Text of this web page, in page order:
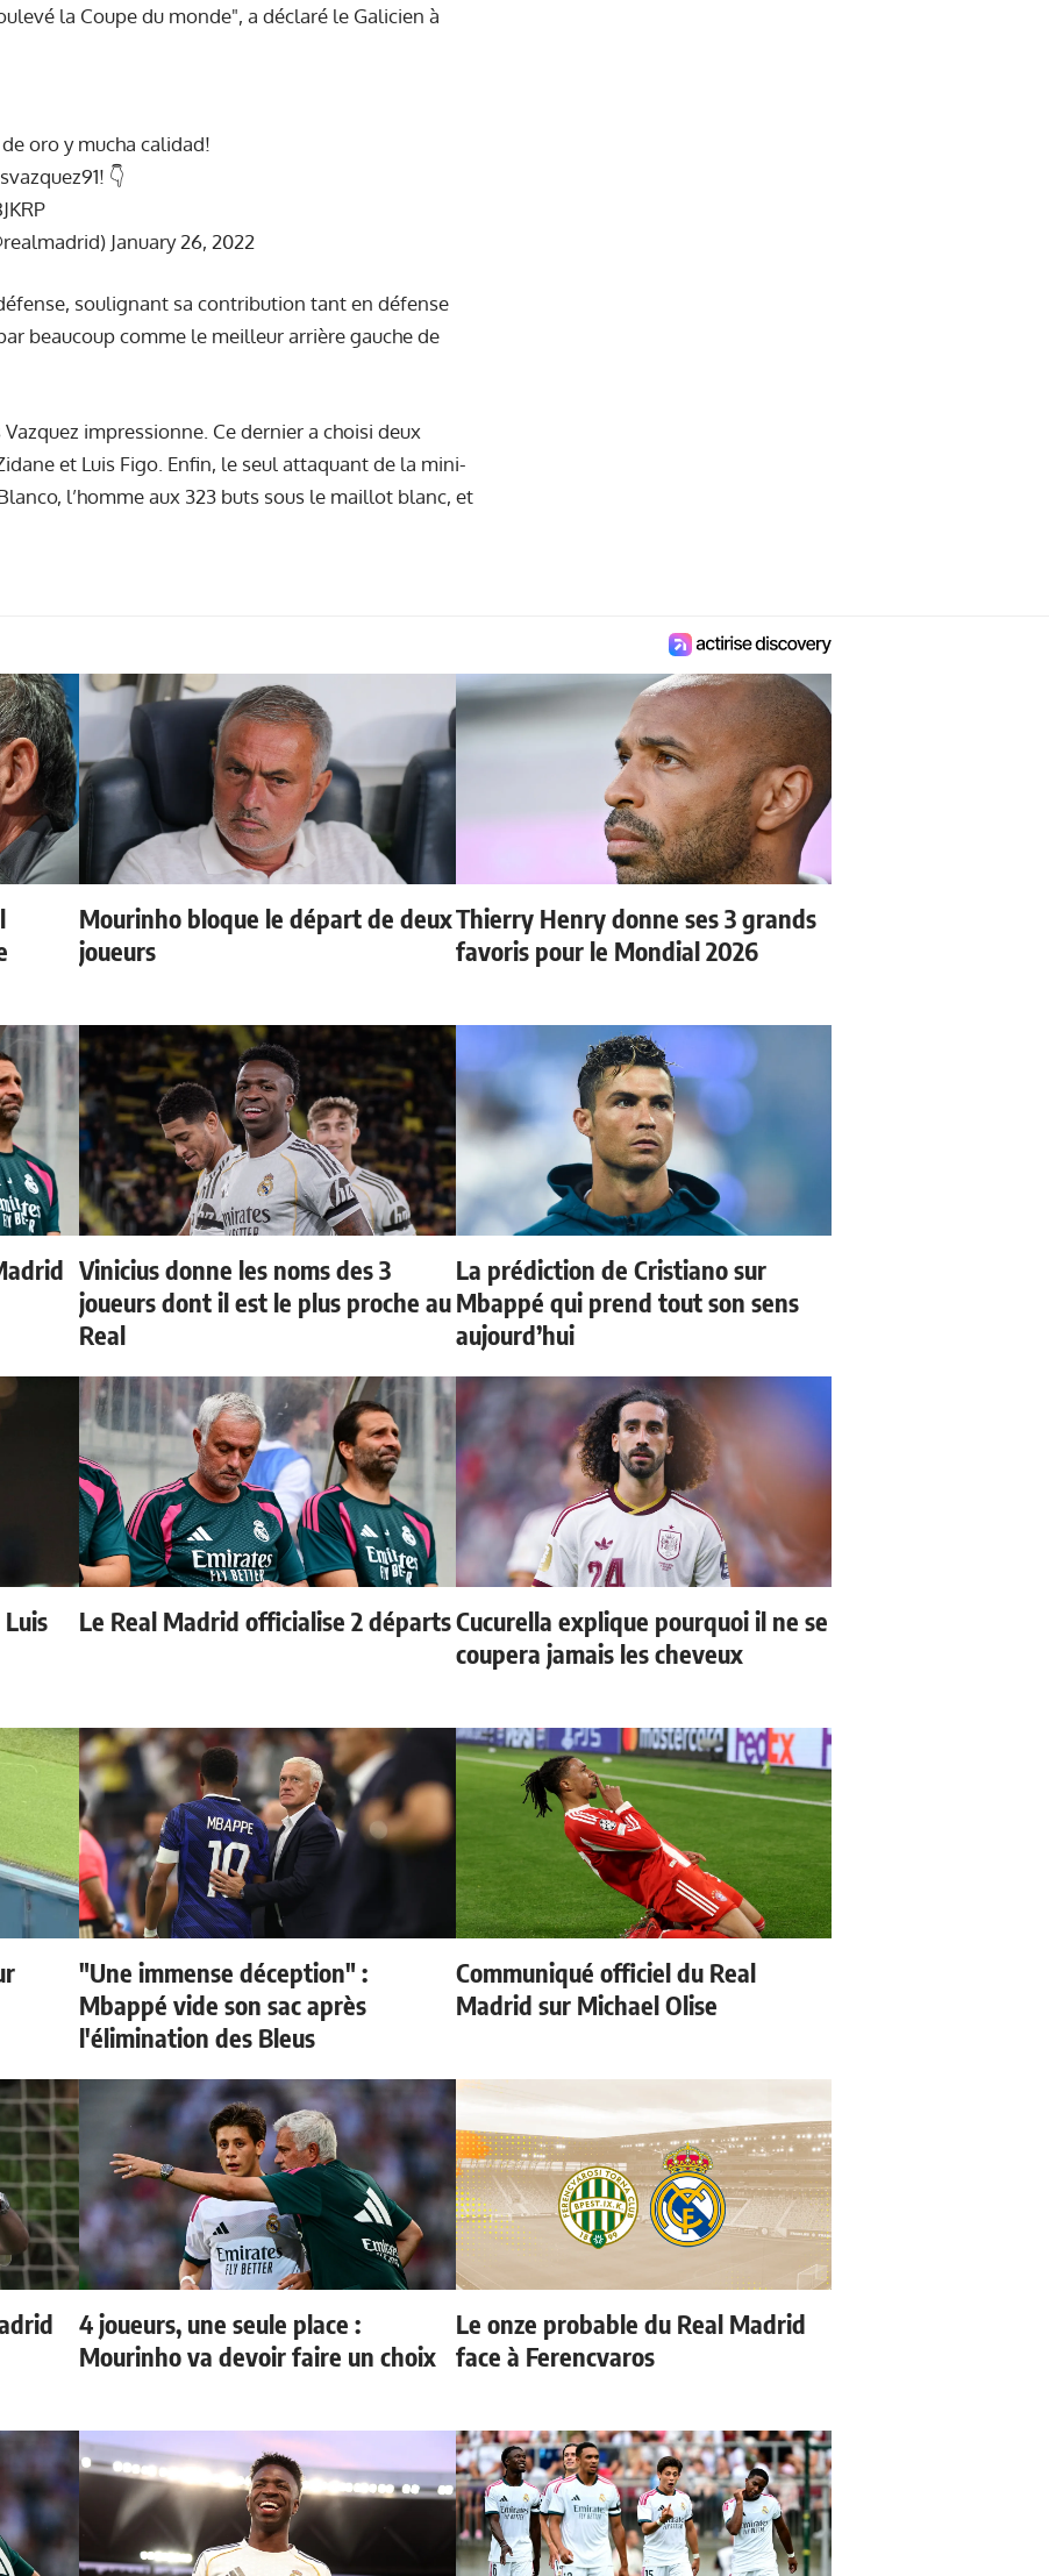
la Coupe du monde", a déclaré le Galicien à
oro y mucha calidad!
! 👇
January 26, 2022
soulignant sa contribution tant en défense
beaucoup comme le meilleur arrière gauche de
impressionne. Ce dernier a choisi deux
et Luis Figo. Enfin, le seul attaquant de la mini-
l’homme aux 323 buts sous le maillot blanc, et
Mourinho bloque le départ de deux
joueurs
Thierry Henry donne ses 3 grands
favoris pour le Mondial 2026
Vinicius donne les noms des 3
joueurs dont il est le plus proche au
Real
La prédiction de Cristiano sur
Mbappé qui prend tout son sens
aujourd’hui
Le Real Madrid officialise 2 départsCucurella explique pourquoi il ne se
coupera jamais les cheveux
"Une immense déception" :
Mbappé vide son sac après
l'élimination des Bleus
Communiqué officiel du Real
Madrid sur Michael Olise
4 joueurs, une seule place :
Mourinho va devoir faire un choix
Le onze probable du Real Madrid
face à Ferencvaros